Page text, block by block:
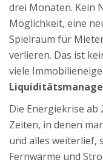
drei Monaten. Kein
Möglichkeit, eine
Spielraum für
verlieren. Das ist
viele
Die Energiekrise ab
Zeiten, in denen
und alles weiterlief,
Fernwärme und